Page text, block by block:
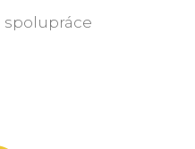
spolupráce